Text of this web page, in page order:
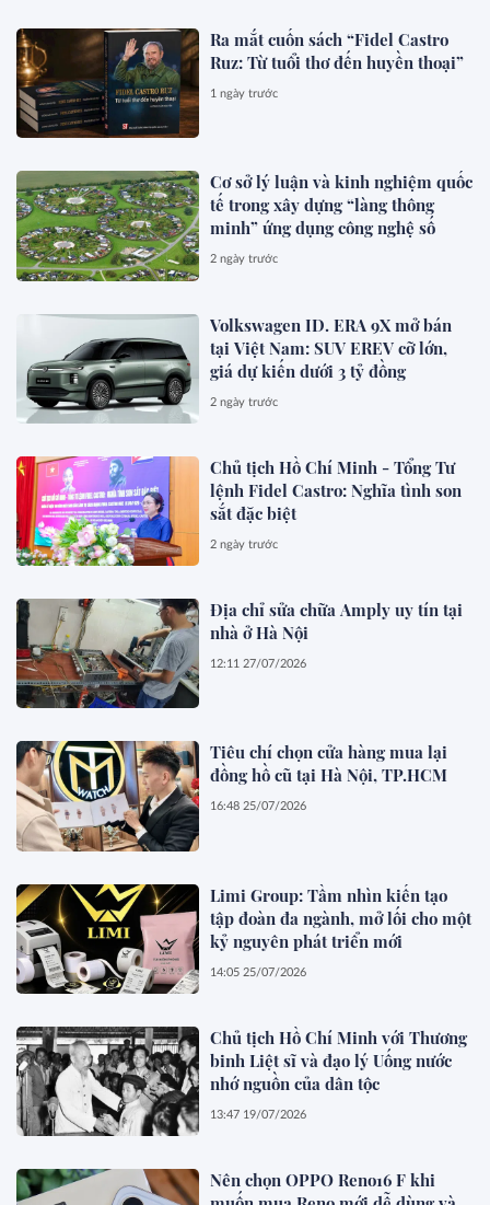
Ra mắt cuốn sách “Fidel Castro
Ruz: Từ tuổi thơ đến huyền thoại”
1 ngày trước
Cơ sở lý luận và kinh nghiệm quốc
tế trong xây dựng “làng thông
minh” ứng dụng công nghệ số
2 ngày trước
Volkswagen ID. ERA 9X mở bán
tại Việt Nam: SUV EREV cỡ lớn,
giá dự kiến dưới 3 tỷ đồng
2 ngày trước
Chủ tịch Hồ Chí Minh - Tổng Tư
lệnh Fidel Castro: Nghĩa tình son
sắt đặc biệt
2 ngày trước
Địa chỉ sửa chữa Amply uy tín tại
nhà ở Hà Nội
12:11 27/07/2026
Tiêu chí chọn cửa hàng mua lại
đồng hồ cũ tại Hà Nội, TP.HCM
16:48 25/07/2026
Limi Group: Tầm nhìn kiến tạo
tập đoàn đa ngành, mở lối cho một
kỷ nguyên phát triển mới
14:05 25/07/2026
Chủ tịch Hồ Chí Minh với Thương
binh Liệt sĩ và đạo lý Uống nước
nhớ nguồn của dân tộc
13:47 19/07/2026
Nên chọn OPPO Reno16 F khi